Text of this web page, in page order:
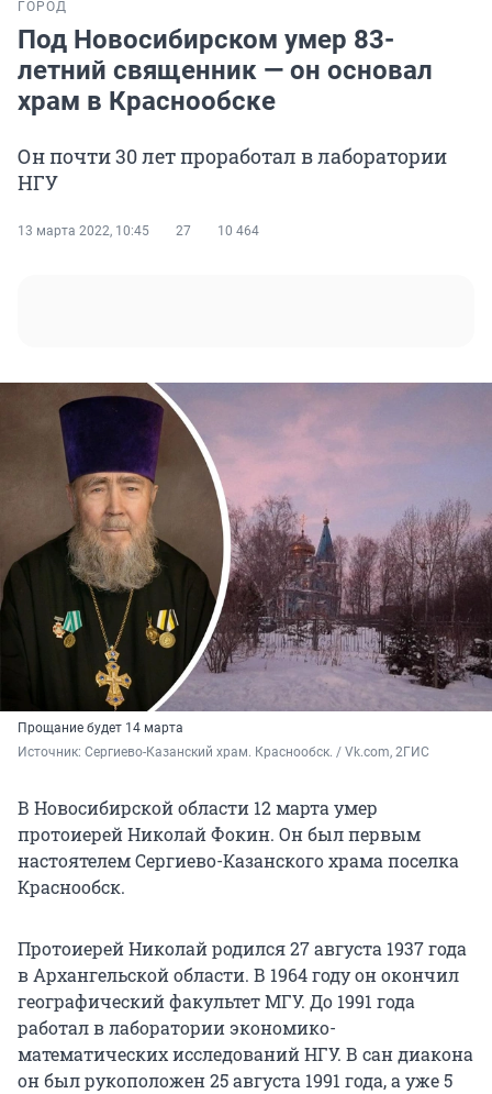
ГОРОД
Под Новосибирском умер 83-
летний священник — он основал
храм в Краснообске
Он почти 30 лет проработал в лаборатории
НГУ
13 марта 2022, 10:45 27 10 464
Прощание будет 14 марта
Источник: Сергиево-Казанский храм. Краснообск. / Vk.com, 2ГИС
В Новосибирской области 12 марта умер
протоиерей Николай Фокин. Он был первым
настоятелем Сергиево-Казанского храма поселка
Краснообск.
Протоиерей Николай родился 27 августа 1937 года
в Архангельской области. В 1964 году он окончил
географический факультет МГУ. До 1991 года
работал в лаборатории экономико-
математических исследований НГУ. В сан диакона
он был рукоположен 25 августа 1991 года, а уже 5